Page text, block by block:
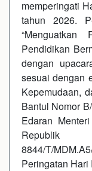
memperingati
tahun 2026.
“Menguatkan
Pendidikan
dengan
sesuai dengan
Kepemudaan,
Bantul Nomor
Edaran
8844/T/
Peringatan